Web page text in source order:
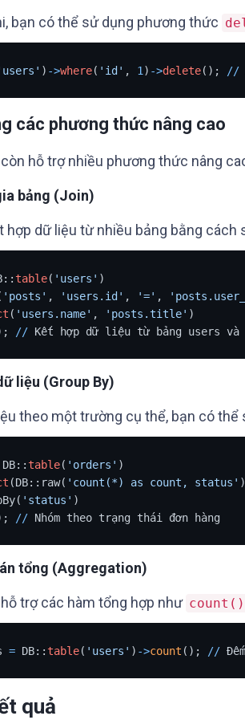
bạn có thể sử dụng phương thức
) ->where( 'id' , 1 ) ->delete(); //
các phương thức nâng cao
hỗ trợ nhiều phương thức nâng
bảng (Join)
hợp dữ liệu từ nhiều bảng bằng cách
table( 'users' )
'posts' , 'users.id' , '=' ,
( 'users.name' , 'posts.title' )
// Kết hợp dữ liệu từ bảng users và
liệu (Group By)
theo một trường cụ thể, bạn có
table( 'orders' )
(DB::raw( 'count(*) as count, status'
'status' )
// Nhóm theo trạng thái đơn hàng
tổng (Aggregation)
trợ các hàm tổng hợp như count()
= DB::table( 'users' ) ->count (); //
quả